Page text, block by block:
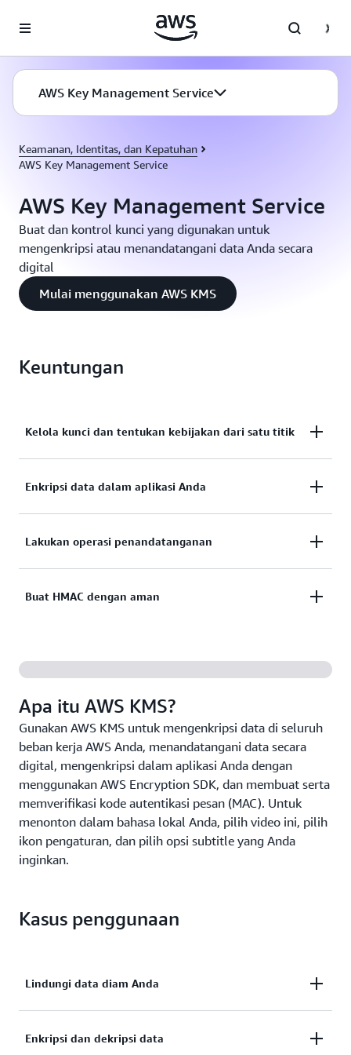
AWS Key Management Service
Keamanan, Identitas, dan Kepatuhan
AWS Key Management Service
AWS Key Management Service
Buat dan kontrol kunci yang digunakan untuk
mengenkripsi atau menandatangani data Anda secara
digital
Mulai menggunakan AWS KMS
Keuntungan
Kelola kunci dan tentukan kebijakan dari satu titik
di seluruh layanan serta aplikasi yang terintegrasi
dari satu titik.
Enkripsi data dalam aplikasi Anda
enkripsi data AWS Encryption SDK.
Lakukan operasi penandatanganan
menggunakan pasangan kunci asimetris untuk
Buat HMAC dengan aman
dengan aman yang memastikan integritas dan
keaslian pesan.
Apa itu AWS KMS?
Gunakan AWS KMS untuk mengenkripsi data di seluruh
beban kerja AWS Anda, menandatangani data secara
digital, mengenkripsi dalam aplikasi Anda dengan
menggunakan AWS Encryption SDK, dan membuat serta
memverifikasi kode autentikasi pesan (MAC). Untuk
menonton dalam bahasa lokal Anda, pilih video ini, pilih
ikon pengaturan, dan pilih opsi subtitle yang Anda
inginkan.
Kasus penggunaan
Lindungi data diam Anda
menggunakan kunci KMS yang Anda kontrol dan
Enkripsi dan dekripsi data